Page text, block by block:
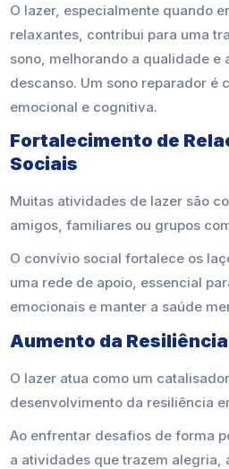
O lazer, especialmente quando
relaxantes, contribui para uma
sono, melhorando a qualidade e
descanso. Um sono reparador é
emocional e cognitiva.
Fortalecimento de
Sociais
Muitas atividades de lazer são
amigos, familiares ou grupos
O convívio social fortalece os
uma rede de apoio, essencial
emocionais e manter a saúde
Aumento da
O lazer atua como um
desenvolvimento da resiliência
Ao enfrentar desafios de forma
a atividades que trazem alegria,